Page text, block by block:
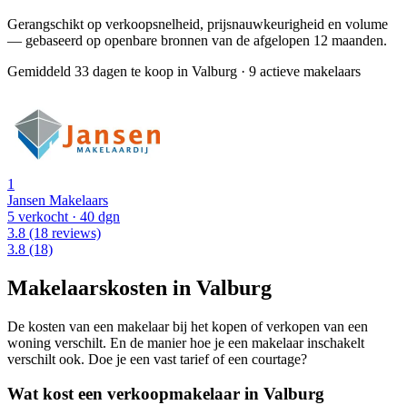
Gerangschikt op verkoopsnelheid, prijsnauwkeurigheid en volume
— gebaseerd op openbare bronnen van de afgelopen 12 maanden.
Gemiddeld 33 dagen te koop in Valburg · 9 actieve makelaars
1
Jansen Makelaars
5 verkocht · 40 dgn
3.8 (18 reviews)
3.8 (18)
Makelaarskosten in Valburg
De kosten van een makelaar bij het kopen of verkopen van een
woning verschilt. En de manier hoe je een makelaar inschakelt
verschilt ook. Doe je een vast tarief of een courtage?
Wat kost een verkoopmakelaar in Valburg